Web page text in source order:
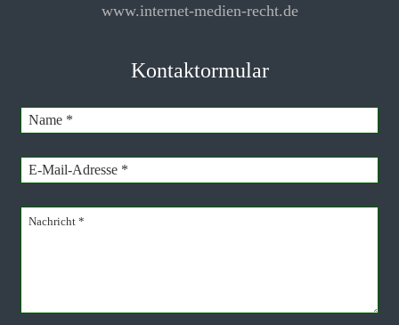
www.internet-medien-recht.de
Kontaktormular